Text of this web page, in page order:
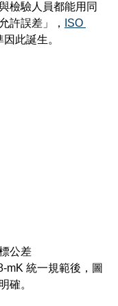
檢驗人員都能用同
許誤差」，
ISO
此誕生。
公差
mK 統一規範後，圖
確。